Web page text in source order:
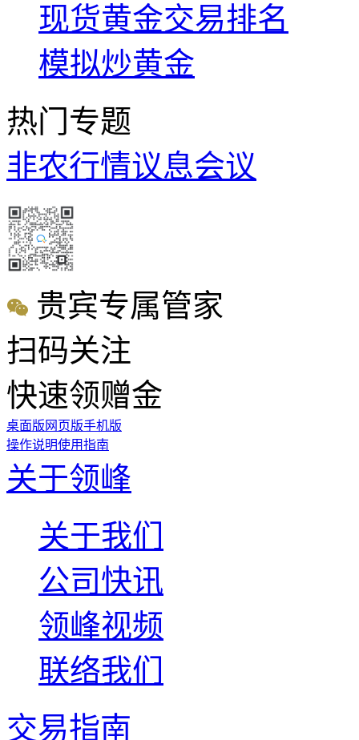
现货黄金交易排名
模拟炒黄金
热门专题
非农行情议息会议
贵宾专属管家
扫码关注
快速领赠金
桌面版 网页版手机版
操作说明使用指南
关于领峰
关于我们
公司快讯
领峰视频
联络我们
交易指南